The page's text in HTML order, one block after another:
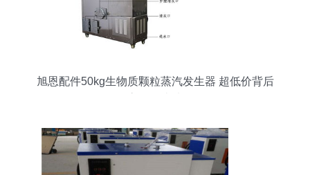
旭恩配件50kg生物质颗粒蒸汽发生器 超低价背后